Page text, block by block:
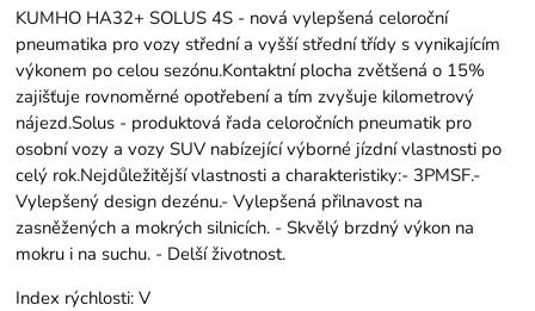
KUMHO HA32+ SOLUS 4S - nová vylepšená celoroční
pneumatika pro vozy střední a vyšší střední třídy s vynikajícím
výkonem po celou sezónu.Kontaktní plocha zvětšená o 15%
zajišťuje rovnoměrné opotřebení a tím zvyšuje kilometrový
nájezd.Solus - produktová řada celoročních pneumatik pro
osobní vozy a vozy SUV nabízející výborné jízdní vlastnosti po
celý rok.Nejdůležitější vlastnosti a charakteristiky:- 3PMSF.-
Vylepšený design dezénu.- Vylepšená přilnavost na
zasněžených a mokrých silnicích. - Skvělý brzdný výkon na
mokru i na suchu. - Delší životnost.
Index rýchlosti: V